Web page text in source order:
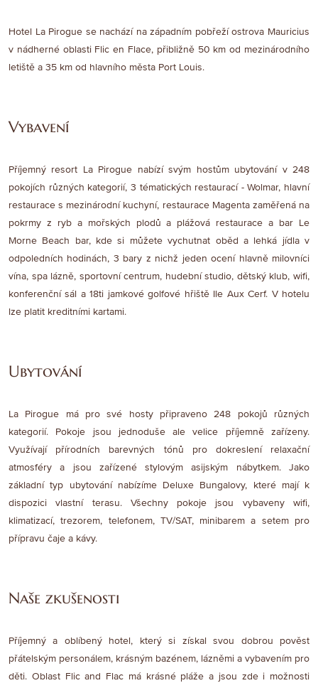
Hotel La Pirogue se nachází na západním pobřeží ostrova Mauricius
v nádherné oblasti Flic en Flace, přibližně 50 km od mezinárodního
letiště a 35 km od hlavního města Port Louis.
Vybavení
Příjemný resort La Pirogue nabízí svým hostům ubytování v 248
pokojích různých kategorií, 3 tématických restaurací - Wolmar, hlavní
restaurace s mezinárodní kuchyní, restaurace Magenta zaměřená na
pokrmy z ryb a mořských plodů a plážová restaurace a bar Le
Morne Beach bar, kde si můžete vychutnat oběd a lehká jídla v
odpoledních hodinách, 3 bary z nichž jeden ocení hlavně milovníci
vína, spa lázně, sportovní centrum, hudební studio, dětský klub, wifi,
konferenční sál a 18ti jamkové golfové hřiště Ile Aux Cerf. V hotelu
lze platit kreditními kartami.
Ubytování
La Pirogue má pro své hosty připraveno 248 pokojů různých
kategorií. Pokoje jsou jednoduše ale velice příjemně zařízeny.
Využívají přírodních barevných tónů pro dokreslení relaxační
atmosféry a jsou zařízené stylovým asijským nábytkem. Jako
základní typ ubytování nabízíme Deluxe Bungalovy, které mají k
dispozici vlastní terasu. Všechny pokoje jsou vybaveny wifi,
klimatizací, trezorem, telefonem, TV/SAT, minibarem a setem pro
přípravu čaje a kávy.
Naše zkušenosti
Příjemný a oblíbený hotel, který si získal svou dobrou pověst
přátelským personálem, krásným bazénem, lázněmi a vybavením pro
děti. Oblast Flic and Flac má krásné pláže a jsou zde i možnosti